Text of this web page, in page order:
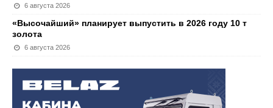
6 августа 2026
«Высочайший» планирует выпустить в 2026 году 10 т
золота
6 августа 2026